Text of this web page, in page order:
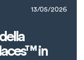
13/05/2026
in